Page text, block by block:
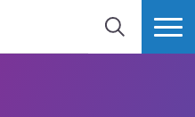
BÚSQUEDA MÁS